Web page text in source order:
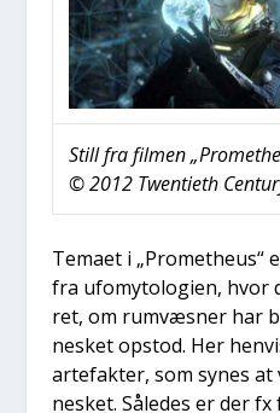
Still fra fil­men
© 2012 Twen­tieth
Tema­et i „Pro­met­heus“
fra ufo­myto­lo­gi­en, hvor
ret, om rumvæs­ner har
ne­sket opstod. Her
arte­fak­ter, som synes
ne­sket. Såle­des er der